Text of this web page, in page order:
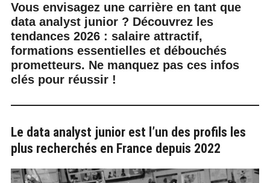
Vous envisagez une carrière en tant que
data analyst junior ? Découvrez les
tendances 2026 : salaire attractif,
formations essentielles et débouchés
prometteurs. Ne manquez pas ces infos
clés pour réussir !
Le data analyst junior est l’un des profils les
plus recherchés en France depuis 2022